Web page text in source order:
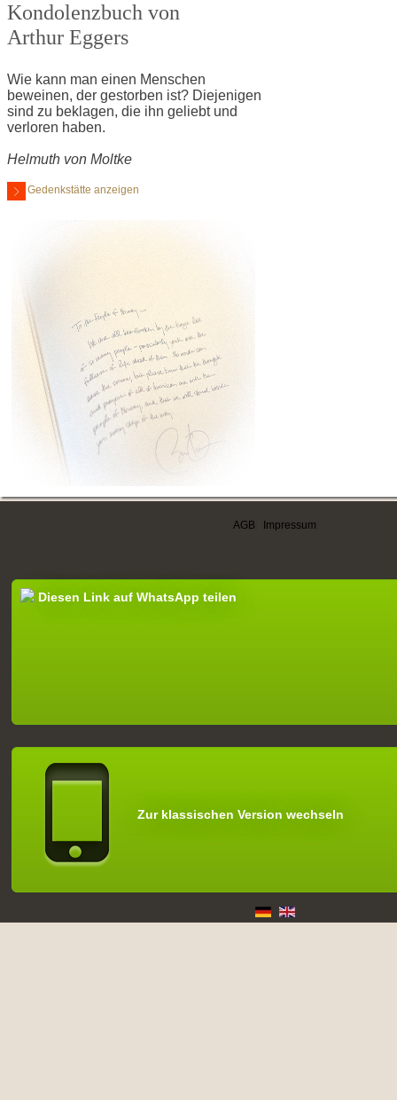
Kondolenzbuch von
Arthur Eggers
Wie kann man einen Menschen
beweinen, der gestorben ist? Diejenigen
sind zu beklagen, die ihn geliebt und
verloren haben.
Helmuth von Moltke
Gedenkstätte anzeigen
AGB Impressum
Diesen Link auf WhatsApp teilen
Zur klassischen Version wechseln